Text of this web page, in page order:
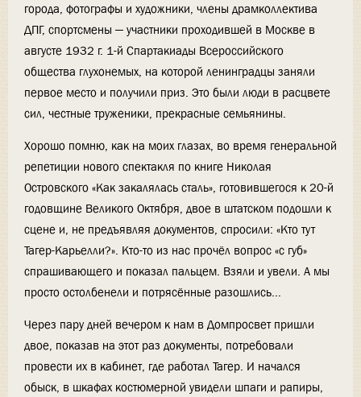
города, фотографы и художники, члены драмколлектива
ДПГ, спортсмены — участники проходившей в Москве в
августе 1932 г. 1-й Спартакиады Всероссийского
общества глухонемых, на которой ленинградцы заняли
первое место и получили приз. Это были люди в расцвете
сил, честные труженики, прекрасные семьянины.
Хорошо помню, как на моих глазах, во время генеральной
репетиции нового спектакля по книге Николая
Островского «Как закалялась сталь», готовившегося к 20-й
годовщине Великого Октября, двое в штатском подошли к
сцене и, не предъявляя документов, спросили: «Кто тут
Тагер-Карьелли?». Кто-то из нас прочёл вопрос «с губ»
спрашивающего и показал пальцем. Взяли и увели. А мы
просто остолбенели и потрясённые разошлись...
Через пару дней вечером к нам в Домпросвет пришли
двое, показав на этот раз документы, потребовали
провести их в кабинет, где работал Тагер. И начался
обыск, в шкафах костюмерной увидели шпаги и рапиры,